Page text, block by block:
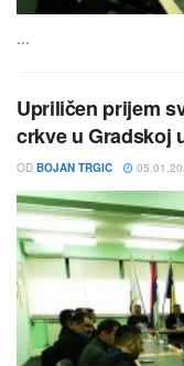
...
Upriličen prijem
crkve u Gradskoj
OD BOJAN TRGIC